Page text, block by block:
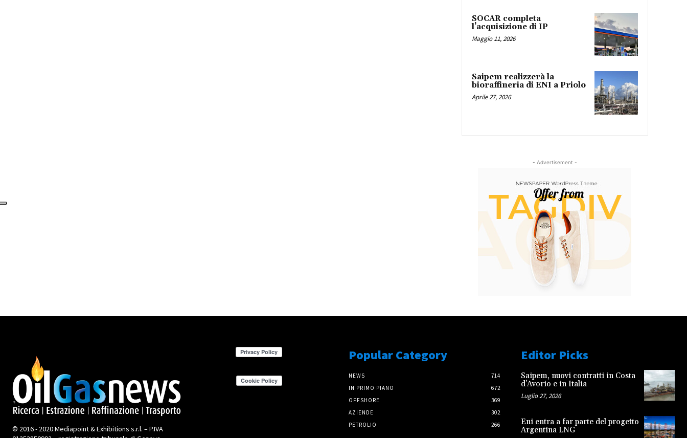
SOCAR completa
l’acquisizione di IP
Maggio 11, 2026
Saipem realizzerà la
bioraffineria di ENI a Priolo
Aprile 27, 2026
- Advertisement -
© 2016 - 2020 Mediapoint & Exhibitions s.r.l. – P.IVA
Popular Category
NEWS
714
IN PRIMO PIANO
672
OFFSHORE
369
AZIENDE
302
PETROLIO
266
Editor Picks
Saipem, nuovi contratti in Costa
d’Avorio e in Italia
Luglio 27, 2026
Eni entra a far parte del progetto
Argentina LNG